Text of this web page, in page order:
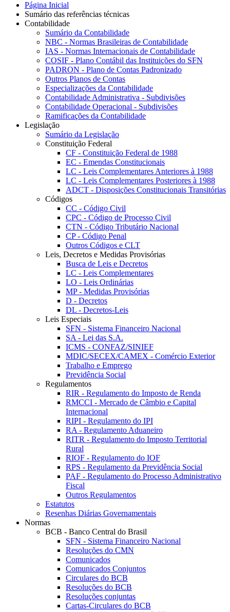
Página Inicial
Sumário das referências técnicas
Contabilidade
Sumário da Contabilidade
NBC - Normas Brasileiras de Contabilidade
IAS - Normas Internacionais de Contabilidade
COSIF - Plano Contábil das Instituições do SFN
PADRON - Plano de Contas Padronizado
Outros Planos de Contas
Especializações da Contabilidade
Contabilidade Administrativa - Subdivisões
Contabilidade Operacional - Subdivisões
Ramificações da Contabilidade
Legislação
Sumário da Legislação
Constituição Federal
CF - Constituição Federal de 1988
EC - Emendas Constitucionais
LC - Leis Complementares Anteriores à 1988
LC - Leis Complementares Posteriores à 1988
ADCT - Disposições Constitucionais Transitórias
Códigos
CC - Código Civil
CPC - Código de Processo Civil
CTN - Código Tributário Nacional
CP - Código Penal
Outros Códigos e CLT
Leis, Decretos e Medidas Provisórias
Busca de Leis e Decretos
LC - Leis Complementares
LO - Leis Ordinárias
MP - Medidas Provisórias
D - Decretos
DL - Decretos-Leis
Leis Especiais
SFN - Sistema Financeiro Nacional
SA - Lei das S.A.
ICMS - CONFAZ/SINIEF
MDIC/SECEX/CAMEX - Comércio Exterior
Trabalho e Emprego
Previdência Social
Regulamentos
RIR - Regulamento do Imposto de Renda
RMCCI - Mercado de Câmbio e Capital
Internacional
RIPI - Regulamento do IPI
RA - Regulamento Aduaneiro
RITR - Regulamento do Imposto Territorial
Rural
RIOF - Regulamento do IOF
RPS - Regulamento da Previdência Social
PAF - Regulamento do Processo Administrativo
Fiscal
Outros Regulamentos
Estatutos
Resenhas Diárias Governamentais
Normas
BCB - Banco Central do Brasil
SFN - Sistema Financeiro Nacional
Resoluções do CMN
Comunicados
Comunicados Conjuntos
Circulares do BCB
Resoluções do BCB
Resoluções conjuntas
Cartas-Circulares do BCB